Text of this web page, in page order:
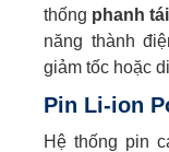
thống phanh
năng thành
giảm tốc hoặc
Pin Li-ion
Hệ thống pin